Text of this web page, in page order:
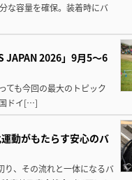
な容量を確保。装着時にバ
JAPAN 2026」9月5〜6
ても今回の最大のトピック
ドイ[…]
動がもたらす安心のバ
り、その流れと一体になるバ